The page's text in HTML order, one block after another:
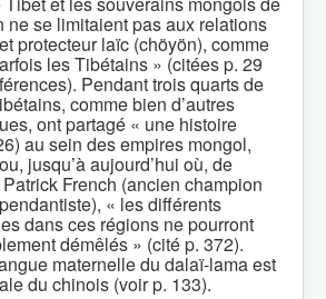
ne se limitaient pas aux relations
protecteur laïc (chöyön), comme
les Tibétains » (citées p. 29
Pendant trois quarts de
comme bien d’autres
ont partagé « une histoire
au sein des empires mongol,
jusqu’à aujourd’hui où, de
Patrick French (ancien champion
« les différents
dans ces régions ne pourront
démêlés » (cité p. 372).
maternelle du dalaï-lama est
du chinois (voir p. 133).